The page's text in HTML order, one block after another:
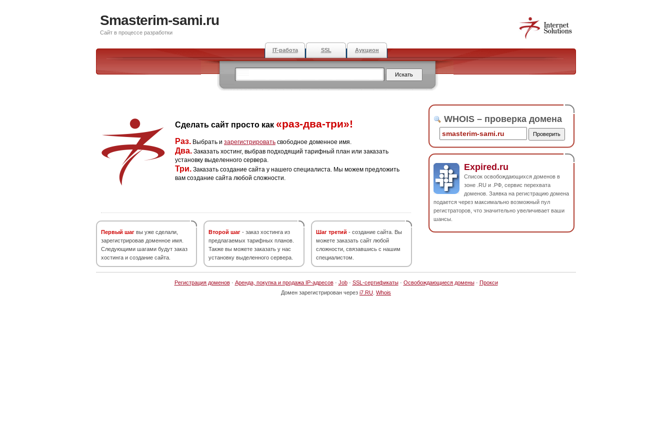
Smasterim-sami.ru
Сайт в процессе разработки
IT-работа SSL Аукцион
Сделать сайт просто как «раз-два-три»!
Раз. Выбрать и зарегистрировать свободное доменное имя.
Два. Заказать хостинг, выбрав подходящий тарифный план или заказать
установку выделенного сервера.
Три. Заказать создание сайта у нашего специалиста. Мы можем предложить
вам создание сайта любой сложности.
Первый шаг вы уже сделали,
зарегистрировав доменное имя.
Следующими шагами будут заказ
хостинга и создание сайта.
Второй шаг - заказ хостинга из
предлагаемых тарифных планов.
Также вы можете заказать у нас
установку выделенного сервера.
Шаг третий - создание сайта. Вы
можете заказать сайт любой
сложности, связавшись с нашим
специалистом.
WHOIS – проверка домена
Expired.ru
Список освобождающихся доменов в
зоне .RU и .РФ, сервис перехвата
доменов. Заявка на регистрацию домена
подается через максимально возможный пул
регистраторов, что значительно увеличивает ваши
шансы.
Регистрация доменов· Аренда, покупка и продажа IP-адресов· Job· SSL-сертификаты· Освобождающиеся домены· Прокси
Домен зарегистрирован через i7.RU Whois